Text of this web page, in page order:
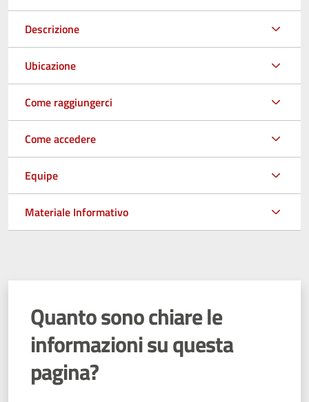
Descrizione
Ubicazione
Come raggiungerci
Come accedere
Equipe
Materiale Informativo
Quanto sono chiare le
informazioni su questa
pagina?